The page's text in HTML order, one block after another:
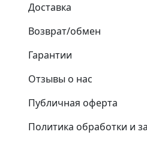
Доставка
Возврат/обмен
Гарантии
Отзывы о нас
Публичная оферта
Политика обработки и